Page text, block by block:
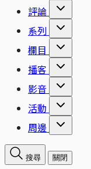
評論
系列
欄目
播客
影音
活動
周邊
搜尋 關閉